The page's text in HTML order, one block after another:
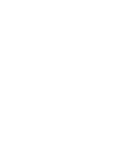
di Kalteng Resmi